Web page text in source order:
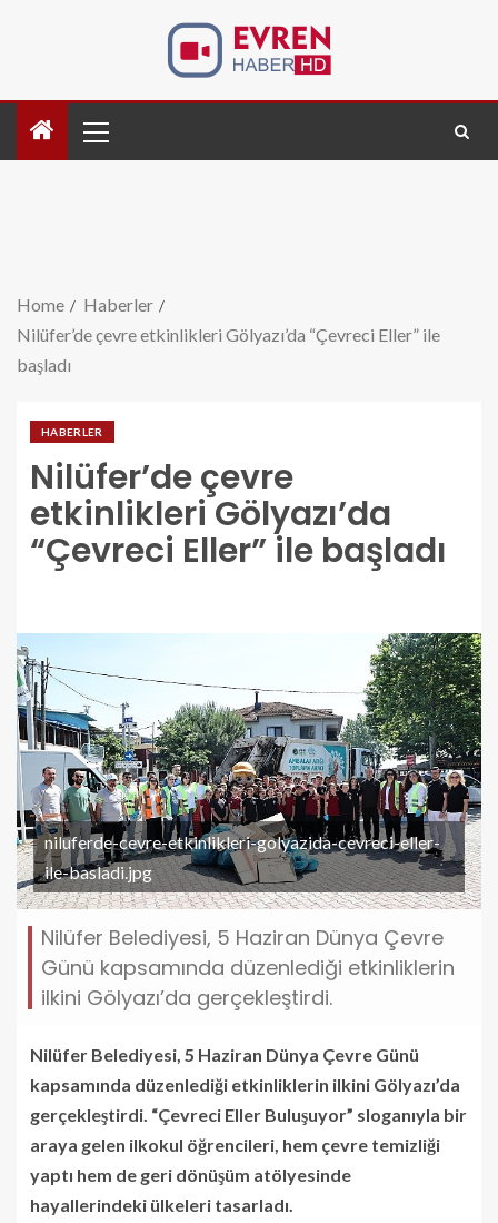
Home
Haberler
Nilüfer’de çevre etkinlikleri Gölyazı’da “Çevreci Eller” ile
başladı
HABERLER
Nilüfer’de çevre
etkinlikleri Gölyazı’da
“Çevreci Eller” ile başladı
niluferde-cevre-etkinlikleri-golyazida-cevreci-eller-
ile-basladi.jpg
Nilüfer Belediyesi, 5 Haziran Dünya Çevre
Günü kapsamında düzenlediği etkinliklerin
ilkini Gölyazı’da gerçekleştirdi.
Nilüfer Belediyesi, 5 Haziran Dünya Çevre Günü
kapsamında düzenlediği etkinliklerin ilkini Gölyazı’da
gerçekleştirdi. “Çevreci Eller Buluşuyor” sloganıyla bir
araya gelen ilkokul öğrencileri, hem çevre temizliği
yaptı hem de geri dönüşüm atölyesinde
hayallerindeki ülkeleri tasarladı.